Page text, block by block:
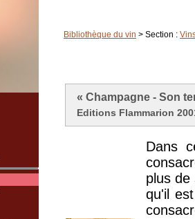
Bibliothèque du vin > Section :
« Champagne - Son
Editions Flammarion
Dans
plus de
qu'il